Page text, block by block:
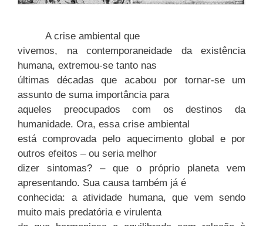
A crise ambiental que
vivemos, na contemporaneidade da existência
humana, extremou-se tanto nas
últimas décadas que acabou por tornar-se um
assunto de suma importância para
aqueles preocupados com os destinos da
humanidade. Ora, essa crise ambiental
está comprovada pelo aquecimento global e por
outros efeitos – ou seria melhor
dizer sintomas? – que o próprio planeta vem
apresentando. Sua causa também já é
conhecida: a atividade humana, que vem sendo
muito mais predatória e virulenta